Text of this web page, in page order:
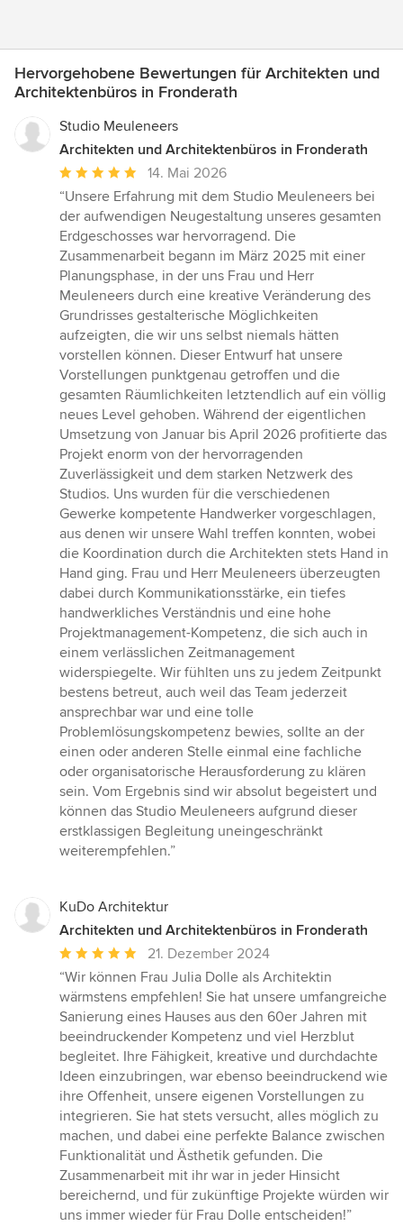
Hervorgehobene Bewertungen für Architekten und
Architektenbüros in Fronderath
Studio Meuleneers
Architekten und Architektenbüros in Fronderath
Durchschnittliche
Bewertung:
5
von
5
Sternen
14. Mai 2026
“Unsere Erfahrung mit dem Studio Meuleneers bei
der aufwendigen Neugestaltung unseres gesamten
Erdgeschosses war hervorragend. Die
Zusammenarbeit begann im März 2025 mit einer
Planungsphase, in der uns Frau und Herr
Meuleneers durch eine kreative Veränderung des
Grundrisses gestalterische Möglichkeiten
aufzeigten, die wir uns selbst niemals hätten
vorstellen können. Dieser Entwurf hat unsere
Vorstellungen punktgenau getroffen und die
gesamten Räumlichkeiten letztendlich auf ein völlig
neues Level gehoben. Während der eigentlichen
Umsetzung von Januar bis April 2026 profitierte das
Projekt enorm von der hervorragenden
Zuverlässigkeit und dem starken Netzwerk des
Studios. Uns wurden für die verschiedenen
Gewerke kompetente Handwerker vorgeschlagen,
aus denen wir unsere Wahl treffen konnten, wobei
die Koordination durch die Architekten stets Hand in
Hand ging. Frau und Herr Meuleneers überzeugten
dabei durch Kommunikationsstärke, ein tiefes
handwerkliches Verständnis und eine hohe
Projektmanagement-Kompetenz, die sich auch in
einem verlässlichen Zeitmanagement
widerspiegelte. Wir fühlten uns zu jedem Zeitpunkt
bestens betreut, auch weil das Team jederzeit
ansprechbar war und eine tolle
Problemlösungskompetenz bewies, sollte an der
einen oder anderen Stelle einmal eine fachliche
oder organisatorische Herausforderung zu klären
sein. Vom Ergebnis sind wir absolut begeistert und
können das Studio Meuleneers aufgrund dieser
erstklassigen Begleitung uneingeschränkt
weiterempfehlen.”
KuDo Architektur
Architekten und Architektenbüros in Fronderath
Durchschnittliche
Bewertung:
5
von
5
Sternen
21. Dezember 2024
“Wir können Frau Julia Dolle als Architektin
wärmstens empfehlen! Sie hat unsere umfangreiche
Sanierung eines Hauses aus den 60er Jahren mit
beeindruckender Kompetenz und viel Herzblut
begleitet. Ihre Fähigkeit, kreative und durchdachte
Ideen einzubringen, war ebenso beeindruckend wie
ihre Offenheit, unsere eigenen Vorstellungen zu
integrieren. Sie hat stets versucht, alles möglich zu
machen, und dabei eine perfekte Balance zwischen
Funktionalität und Ästhetik gefunden. Die
Zusammenarbeit mit ihr war in jeder Hinsicht
bereichernd, und für zukünftige Projekte würden wir
uns immer wieder für Frau Dolle entscheiden!”